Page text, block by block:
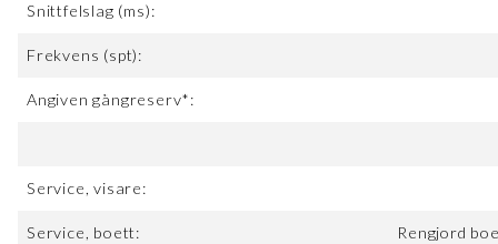
Snittfelslag (ms):
Frekvens (spt):
Angiven gångreserv*:
Service, visare:
Service, boett: Rengjord